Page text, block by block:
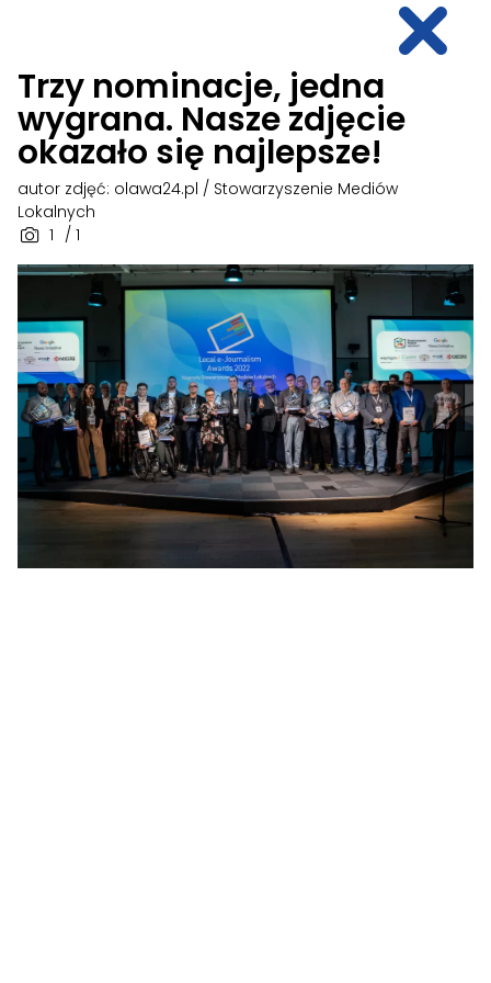
Trzy nominacje, jedna
wygrana. Nasze zdjęcie
okazało się najlepsze!
1 / 1
autor zdjęć: olawa24.pl / Stowarzyszenie Mediów
Lokalnych